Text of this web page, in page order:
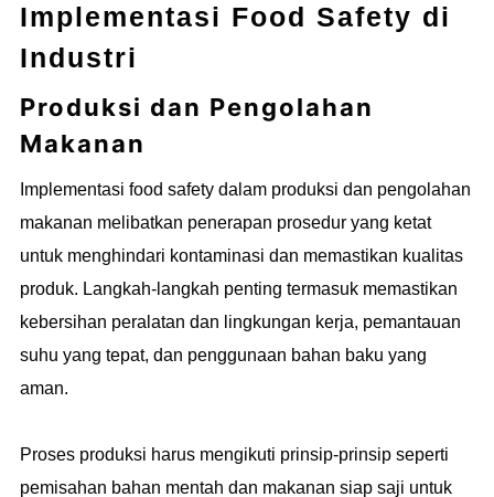
Implementasi Food Safety di
Industri
Produksi dan Pengolahan
Makanan
Implementasi food safety dalam produksi dan pengolahan
makanan melibatkan penerapan prosedur yang ketat
untuk menghindari kontaminasi dan memastikan kualitas
produk. Langkah-langkah penting termasuk memastikan
kebersihan peralatan dan lingkungan kerja, pemantauan
suhu yang tepat, dan penggunaan bahan baku yang
aman.
Proses produksi harus mengikuti prinsip-prinsip seperti
pemisahan bahan mentah dan makanan siap saji untuk